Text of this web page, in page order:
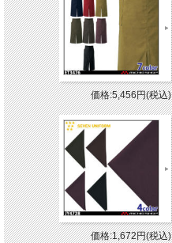
価格:5,456円(税込)
価格:1,672円(税込)